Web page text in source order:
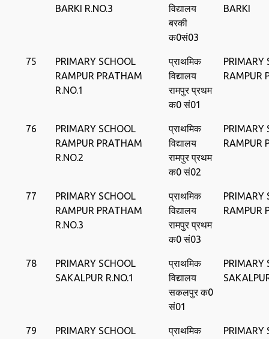
BARKI R.NO.3
विद्यालय
बरकी
क0सं03
BARKI
75
PRIMARY SCHOOL
RAMPUR PRATHAM
R.NO.1
प्राथमिक
विद्यालय
रामपुर प्रथम
क0 सं01
PRIMARY
RAMPUR
76
PRIMARY SCHOOL
RAMPUR PRATHAM
R.NO.2
प्राथमिक
विद्यालय
रामपुर प्रथम
क0 सं02
PRIMARY
RAMPUR
77
PRIMARY SCHOOL
RAMPUR PRATHAM
R.NO.3
प्राथमिक
विद्यालय
रामपुर प्रथम
क0 सं03
PRIMARY
RAMPUR
78
PRIMARY SCHOOL
SAKALPUR R.NO.1
प्राथमिक
विद्यालय
सकलपुर क0
सं01
PRIMARY
79
PRIMARY SCHOOL
प्राथमिक
PRIMARY